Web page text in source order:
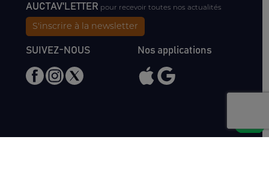
AUCTAV'LETTER pour recevoir toutes nos actualités
S'inscrire à la newsletter
SUIVEZ-NOUS Nos applications